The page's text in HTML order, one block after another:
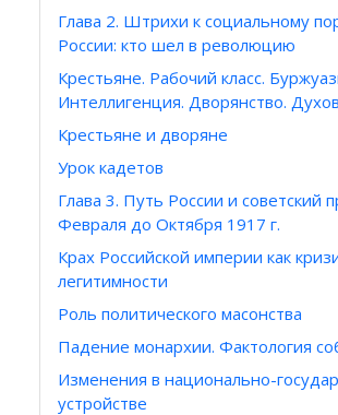
Глава 2. Штрихи к социальному
России: кто шел в революцию
Крестьяне. Рабочий класс.
Интеллигенция. Дворянство.
Крестьяне и дворяне
Урок кадетов
Глава 3. Путь России и советский
Февраля до Октября 1917 г.
Крах Российской империи как
легитимности
Роль политического масонства
Падение монархии. Фактология
Изменения в национально-
устройстве